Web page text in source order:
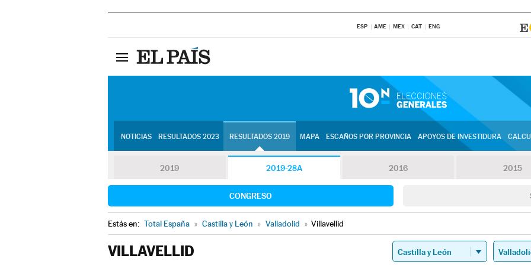
ESP AME MEX CAT ENG
NOTICIAS RESULTADOS 2023 RESULTADOS 2019 MAPA ESCAÑOS POR PROVINCIA APOYOS DE INVESTIDURA
2019 2019-28A 2016 2015
CONGRESO
Estás en: Total España » Castilla y León » Valladolid » Villavellid
VILLAVELLID